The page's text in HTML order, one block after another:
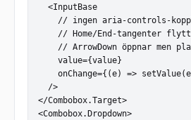
  <InputBase
// ingen aria-controls-
// Home/End-tangenter
// ArrowDown öppnar men
    value={value}
onChange={(e) =>
  />
</Combobox.Target>
<Combobox.Dropdown>